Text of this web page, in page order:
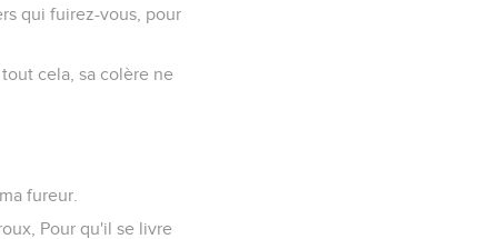
qui fuirez-vous, pour
cela, sa colère ne
fureur.
Pour qu'il se livre